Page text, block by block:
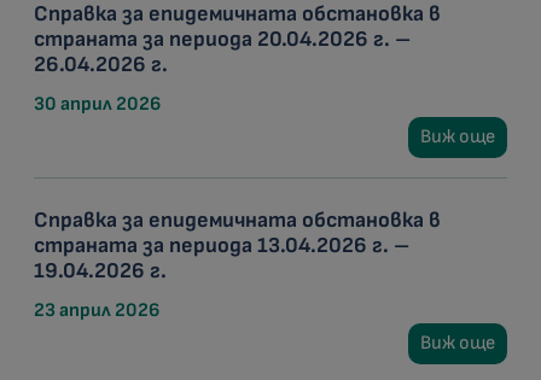
Справка за епидемичната обстановка в
страната за периода 20.04.2026 г. –
26.04.2026 г.
30 април 2026
Виж още
Справка за епидемичната обстановка в
страната за периода 13.04.2026 г. –
19.04.2026 г.
23 април 2026
Виж още